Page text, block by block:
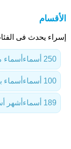
الأقسام
إسراء يحدث فى
أسماء 250 أسماء
أسماء 100 أسماء
أشهر 189 أسماء